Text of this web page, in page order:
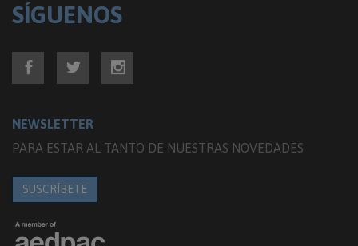
SÍGUENOS
NEWSLETTER
PARA ESTAR AL TANTO DE NUESTRAS NOVEDADES
SUSCRÍBETE